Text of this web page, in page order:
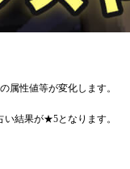
属性値等が変化します。
結果が★5となります。